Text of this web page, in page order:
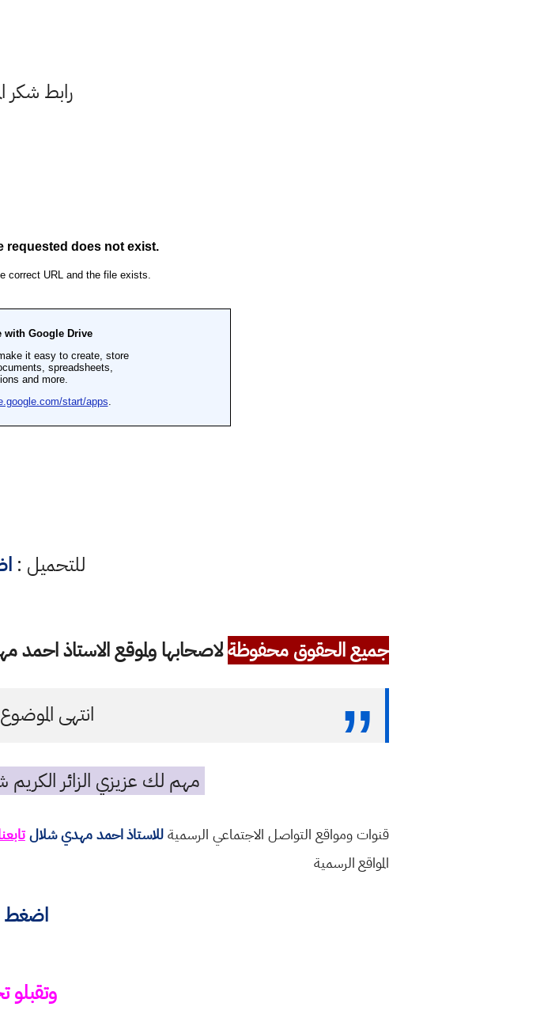
رابط شكر
للتحميل :
جميع الحقوق محفوظةلاصحابها ولموقع الاستاذ احمد
انتهى
مهم لك عزيزي الزائر
قنوات ومواقع التواصل الاجتماعي الرسميةللاستاذ احمد مهدي شلال
المواقع الرسمية
اضغط
وتقبلو